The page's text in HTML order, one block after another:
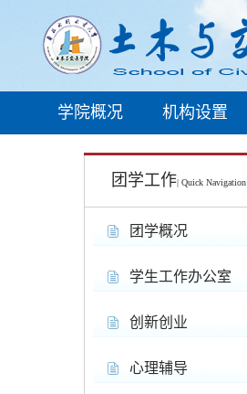
学院概况 机构设置
团学工作| Quick Navigation
团学概况
学生工作办公室
创新创业
心理辅导